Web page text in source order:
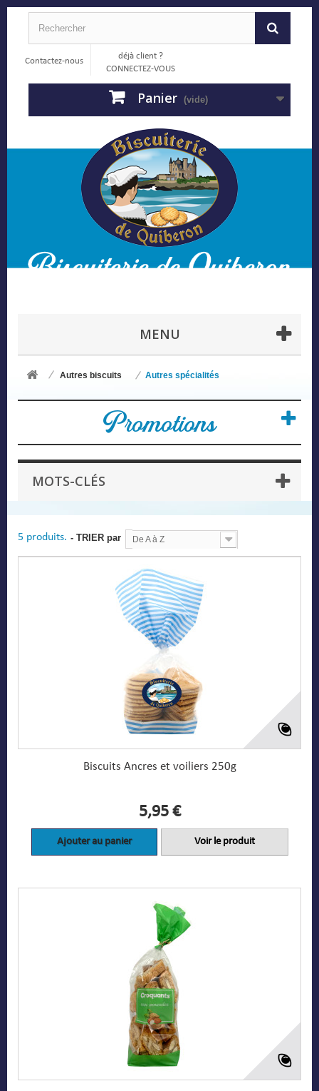
Contactez-nous
déjà client ?
CONNECTEZ-VOUS
Panier (vide)
MENU
Autres biscuits Autres spécialités
Promotions
MOTS-CLÉS
5 produits. - TRIER par De A à Z
Biscuits Ancres et voiliers 250g
5,95 €
Ajouter au panier Voir le produit